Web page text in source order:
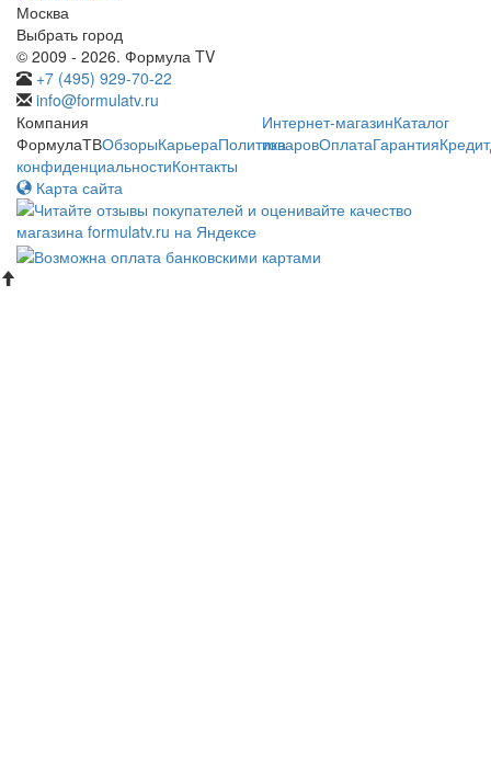
Москва
Выбрать город
© 2009 - 2026. Формула TV
+7 (495) 929-70-22
info@formulatv.ru
Компания
ФормулаТВОбзорыКарьераПолитика
конфиденциальностиКонтакты
Интернет-магазинКаталог
товаровОплатаГарантияКредит
Карта сайта